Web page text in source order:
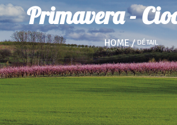
Primavera -
HOME DÉTAIL